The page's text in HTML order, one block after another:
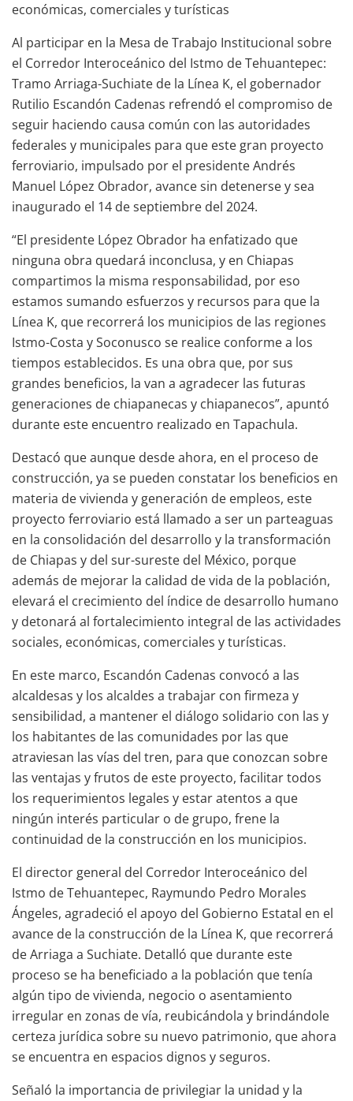
económicas, comerciales y turísticas
Al participar en la Mesa de Trabajo Institucional sobre
el Corredor Interoceánico del Istmo de Tehuantepec:
Tramo Arriaga-Suchiate de la Línea K, el gobernador
Rutilio Escandón Cadenas refrendó el compromiso de
seguir haciendo causa común con las autoridades
federales y municipales para que este gran proyecto
ferroviario, impulsado por el presidente Andrés
Manuel López Obrador, avance sin detenerse y sea
inaugurado el 14 de septiembre del 2024.
“El presidente López Obrador ha enfatizado que
ninguna obra quedará inconclusa, y en Chiapas
compartimos la misma responsabilidad, por eso
estamos sumando esfuerzos y recursos para que la
Línea K, que recorrerá los municipios de las regiones
Istmo-Costa y Soconusco se realice conforme a los
tiempos establecidos. Es una obra que, por sus
grandes beneficios, la van a agradecer las futuras
generaciones de chiapanecas y chiapanecos”, apuntó
durante este encuentro realizado en Tapachula.
Destacó que aunque desde ahora, en el proceso de
construcción, ya se pueden constatar los beneficios en
materia de vivienda y generación de empleos, este
proyecto ferroviario está llamado a ser un parteaguas
en la consolidación del desarrollo y la transformación
de Chiapas y del sur-sureste del México, porque
además de mejorar la calidad de vida de la población,
elevará el crecimiento del índice de desarrollo humano
y detonará al fortalecimiento integral de las actividades
sociales, económicas, comerciales y turísticas.
En este marco, Escandón Cadenas convocó a las
alcaldesas y los alcaldes a trabajar con firmeza y
sensibilidad, a mantener el diálogo solidario con las y
los habitantes de las comunidades por las que
atraviesan las vías del tren, para que conozcan sobre
las ventajas y frutos de este proyecto, facilitar todos
los requerimientos legales y estar atentos a que
ningún interés particular o de grupo, frene la
continuidad de la construcción en los municipios.
El director general del Corredor Interoceánico del
Istmo de Tehuantepec, Raymundo Pedro Morales
Ángeles, agradeció el apoyo del Gobierno Estatal en el
avance de la construcción de la Línea K, que recorrerá
de Arriaga a Suchiate. Detalló que durante este
proceso se ha beneficiado a la población que tenía
algún tipo de vivienda, negocio o asentamiento
irregular en zonas de vía, reubicándola y brindándole
certeza jurídica sobre su nuevo patrimonio, que ahora
se encuentra en espacios dignos y seguros.
Señaló la importancia de privilegiar la unidad y la